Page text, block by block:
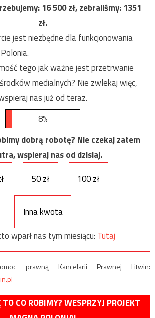
16 500zł, zebraliśmy:1351
zł.
jest niezbędne dla funkcjonowania
tego jak ważne jest przetrwanie
medialnych? Nie zwlekaj więc,
nas już od teraz.
8%
dobrą robotę? Nie czekaj zatem
wspieraj nas od dzisiaj.
50 zł 100 zł
Inna kwota
wparł nas tym miesiącu: Tutaj
prawną Kancelarii Prawnej Litwin:
CO ROBIMY? WESPRZYJ PROJEKT